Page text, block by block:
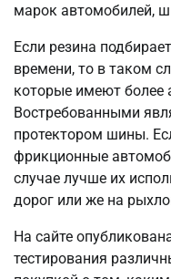
марок автомобилей,
Если резина
времени, то в таком
которые имеют более
Востребованными
протектором шины.
фрикционные
случае лучше их
дорог или же на
На сайте
тестирования